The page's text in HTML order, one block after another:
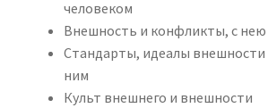
человеком
Внешность и конфликты, с нею
Стандарты, идеалы
ним
Культ внешнего и внешности